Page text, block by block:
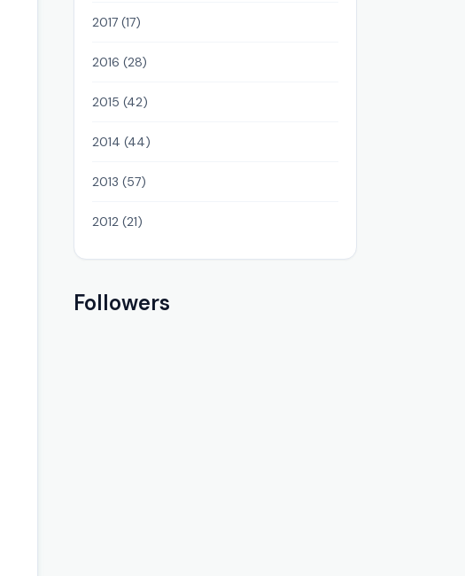
2017 (17)
2016 (28)
2015 (42)
2014 (44)
2013 (57)
2012 (21)
Followers